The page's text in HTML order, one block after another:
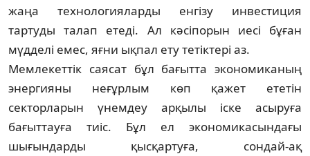
жаңа технологияларды енгізу инвестиция
тартуды талап етеді. Ал кәсіпорын иесі бұған
мүдделі емес, яғни ықпал ету тетіктері аз.
Мемлекеттік саясат бұл бағытта эконо­миканың
энергияны неғұрлым көп қажет ететін
секторларын үнемдеу арқылы іске асыруға
бағыттауға тиіс. Бұл ел экономи­касындағы
шығындарды қысқартуға, сондай-ақ